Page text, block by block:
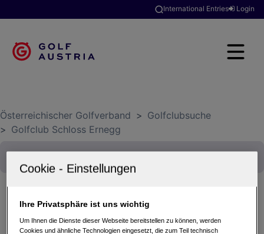
International Entries Login
Österreichischer Golfverband > Golfclubsuche
> Golfclub Schloss Ernegg
Lionstrophy45 by HARRYSON Businesswear
08.10.2025 - Einzel-Zählspiel nach Stableford
Ihre Privatsphäre ist uns wichtig
Um Ihnen die Dienste dieser Webseite bereitstellen zu können, werden
Cookies und ähnliche Technologien eingesetzt, die zum Teil technisch